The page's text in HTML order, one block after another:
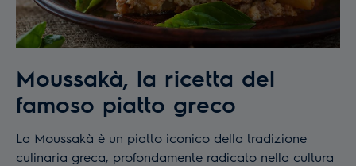
Moussakà, la ricetta del
famoso piatto greco
La Moussakà è un piatto iconico della tradizione
culinaria greca, profondamente radicato nella cultura